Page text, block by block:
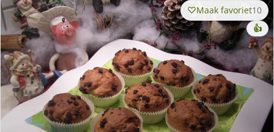
Maak favoriet10
👍